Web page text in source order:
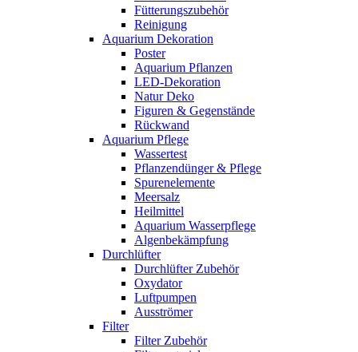
Fütterungszubehör
Reinigung
Aquarium Dekoration
Poster
Aquarium Pflanzen
LED-Dekoration
Natur Deko
Figuren & Gegenstände
Rückwand
Aquarium Pflege
Wassertest
Pflanzendünger & Pflege
Spurenelemente
Meersalz
Heilmittel
Aquarium Wasserpflege
Algenbekämpfung
Durchlüfter
Durchlüfter Zubehör
Oxydator
Luftpumpen
Ausströmer
Filter
Filter Zubehör